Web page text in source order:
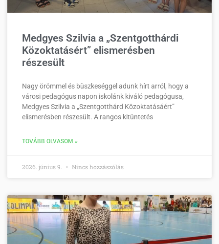
Medgyes Szilvia a „Szentgotthárdi
Közoktatásért” elismerésben
részesült
Nagy örömmel és büszkeséggel adunk hírt arról, hogy a
városi pedagógus napon iskolánk kiváló pedagógusa,
Medgyes Szilvia a „Szentgotthárd Közoktatásáért”
elismerésben részesült. A rangos kitüntetés
TOVÁBB OLVASOM »
2026. június 9. Nincs hozzászólás